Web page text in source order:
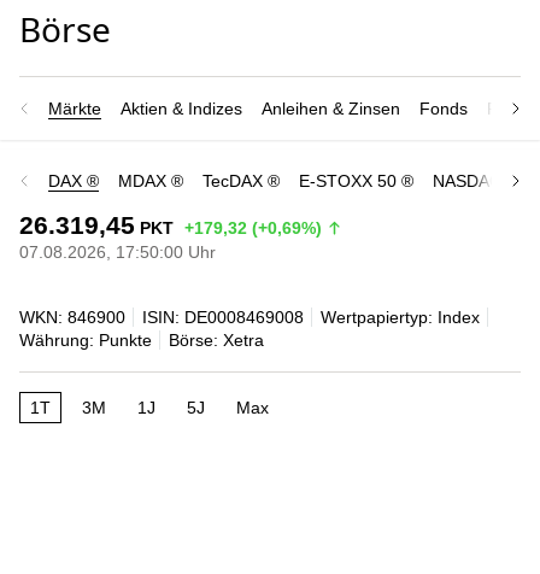
Märkte Aktien & Indizes Anleihen & Zinsen Fonds
DAX ® MDAX ® TecDAX ® E-STOXX 50 ® NASDAQ 100
26.319,45 PKT +179,32 (+0,69%)
07.08.2026, 17:50:00 Uhr
WKN: 846900 ISIN: DE0008469008
Wertpapiertyp: Index
Währung: Punkte
Börse: Xetra
1T 3M 1J 5J Max